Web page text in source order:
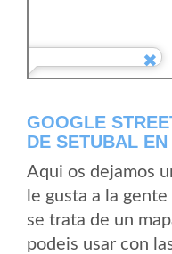
GOOGLE
DE SETUBAL
Aqui os dejamos
le gusta a la
se trata de un
podeis usar con